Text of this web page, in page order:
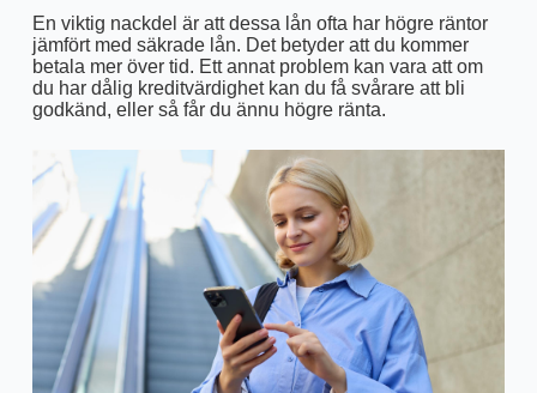
En viktig nackdel är att dessa lån ofta har högre räntor
jämfört med säkrade lån. Det betyder att du kommer
betala mer över tid. Ett annat problem kan vara att om
du har dålig kreditvärdighet kan du få svårare att bli
godkänd, eller så får du ännu högre ränta.